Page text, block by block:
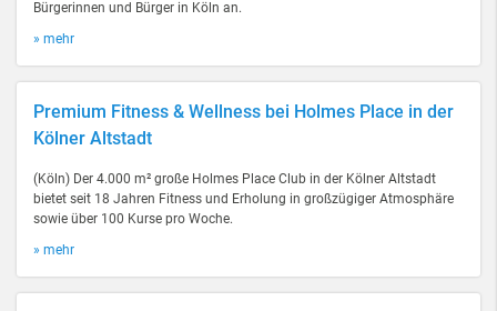
Bürgerinnen und Bürger in Köln an.
» mehr
Premium Fitness & Wellness bei Holmes Place in der
Kölner Altstadt
(Köln) Der 4.000 m² große Holmes Place Club in der Kölner Altstadt
bietet seit 18 Jahren Fitness und Erholung in großzügiger Atmosphäre
sowie über 100 Kurse pro Woche.
» mehr